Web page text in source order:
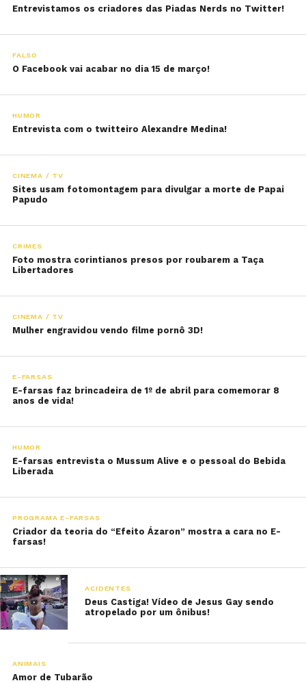
Entrevistamos os criadores das Piadas Nerds no Twitter!
FALSO
O Facebook vai acabar no dia 15 de março!
HUMOR
Entrevista com o twitteiro Alexandre Medina!
CINEMA / TV
Sites usam fotomontagem para divulgar a morte de Papai
Papudo
CRIMES
Foto mostra corintianos presos por roubarem a Taça
Libertadores
CINEMA / TV
Mulher engravidou vendo filme pornô 3D!
E-FARSAS
E-farsas faz brincadeira de 1º de abril para comemorar 8
anos de vida!
HUMOR
E-farsas entrevista o Mussum Alive e o pessoal do Bebida
Liberada
PROGRAMA E-FARSAS
Criador da teoria do “Efeito Ázaron” mostra a cara no E-
farsas!
ACIDENTES
Deus Castiga! Vídeo de Jesus Gay sendo
atropelado por um ônibus!
ANIMAIS
Amor de Tubarão